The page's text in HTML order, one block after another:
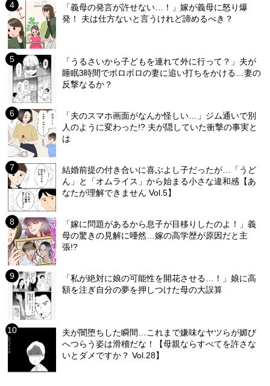
「義母の発言が許せない…！」嫁が義母に怒り爆
発！ 夫は仕方ないと言うけれど諦めるべき？
「うるさいから子どもを連れて外に行って？」夫が
睡眠3時間でボロボロの妻に追い打ちをかける…妻の
反撃なるか？
「夫のスマホ画面がなんか怪しい…」ジム通いで別
人のように変わった!? 夫が隠していた衝撃の事実と
は
結婚前提の付き合いに喜ぶよし子だったが…「うど
ん」と「オムライス」から始まる小さな違和感【あ
なたが理解できません Vol.5】
「嫁に問題があるから息子が目移りしたのよ！」義
母の驚きの見解に唖然…嫁の高学歴が原因だと主
張!?
「私が絶対に娘の可能性を開花させる…！」娘に高
額を注ぎ自分の夢を押しつけた母の大誤算
夫が闇堕ちした瞬間…これまで嫌味なヤツらが媚び
へつらう姿は滑稽だな！【母親ならすべてを許さな
いとダメですか？ Vol.28】